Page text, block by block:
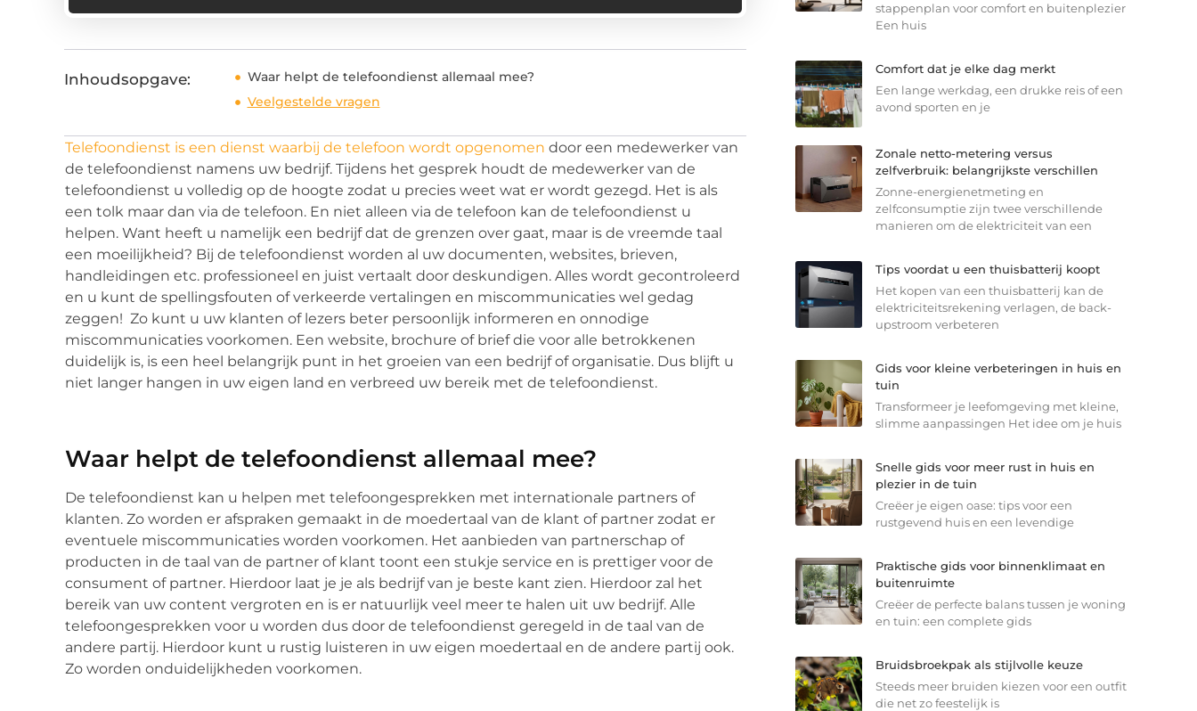
Inhoudsopgave:
Waar helpt de telefoondienst allemaal mee?
Veelgestelde vragen
Telefoondienst is een dienst waarbij de telefoon wordt opgenomen door een medewerker van
de telefoondienst namens uw bedrijf. Tijdens het gesprek houdt de medewerker van de
telefoondienst u volledig op de hoogte zodat u precies weet wat er wordt gezegd. Het is als
een tolk maar dan via de telefoon. En niet alleen via de telefoon kan de telefoondienst u
helpen. Want heeft u namelijk een bedrijf dat de grenzen over gaat, maar is de vreemde taal
een moeilijkheid? Bij de telefoondienst worden al uw documenten, websites, brieven,
handleidingen etc. professioneel en juist vertaalt door deskundigen. Alles wordt gecontroleerd
en u kunt de spellingsfouten of verkeerde vertalingen en miscommunicaties wel gedag
zeggen! Zo kunt u uw klanten of lezers beter persoonlijk informeren en onnodige
miscommunicaties voorkomen. Een website, brochure of brief die voor alle betrokkenen
duidelijk is, is een heel belangrijk punt in het groeien van een bedrijf of organisatie. Dus blijft u
niet langer hangen in uw eigen land en verbreed uw bereik met de telefoondienst.
Waar helpt de telefoondienst allemaal mee?
De telefoondienst kan u helpen met telefoongesprekken met internationale partners of
klanten. Zo worden er afspraken gemaakt in de moedertaal van de klant of partner zodat er
eventuele miscommunicaties worden voorkomen. Het aanbieden van partnerschap of
producten in de taal van de partner of klant toont een stukje service en is prettiger voor de
consument of partner. Hierdoor laat je je als bedrijf van je beste kant zien. Hierdoor zal het
bereik van uw content vergroten en is er natuurlijk veel meer te halen uit uw bedrijf. Alle
telefoongesprekken voor u worden dus door de telefoondienst geregeld in de taal van de
andere partij. Hierdoor kunt u rustig luisteren in uw eigen moedertaal en de andere partij ook.
Zo worden onduidelijkheden voorkomen.
stappenplan voor comfort en buitenplezier
Een huis
Comfort dat je elke dag merkt
Een lange werkdag, een drukke reis of een
avond sporten en je
Zonale netto-metering versus
zelfverbruik: belangrijkste verschillen
Zonne-energienetmeting en
zelfconsumptie zijn twee verschillende
manieren om de elektriciteit van een
Tips voordat u een thuisbatterij koopt
Het kopen van een thuisbatterij kan de
elektriciteitsrekening verlagen, de back-
upstroom verbeteren
Gids voor kleine verbeteringen in huis en
tuin
Transformeer je leefomgeving met kleine,
slimme aanpassingen Het idee om je huis
Snelle gids voor meer rust in huis en
plezier in de tuin
Creëer je eigen oase: tips voor een
rustgevend huis en een levendige
Praktische gids voor binnenklimaat en
buitenruimte
Creëer de perfecte balans tussen je woning
en tuin: een complete gids
Bruidsbroekpak als stijlvolle keuze
Steeds meer bruiden kiezen voor een outfit
die net zo feestelijk is